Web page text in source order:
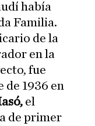
había
Familia.
de la
en la
fue
de 1936 en
el
de primer